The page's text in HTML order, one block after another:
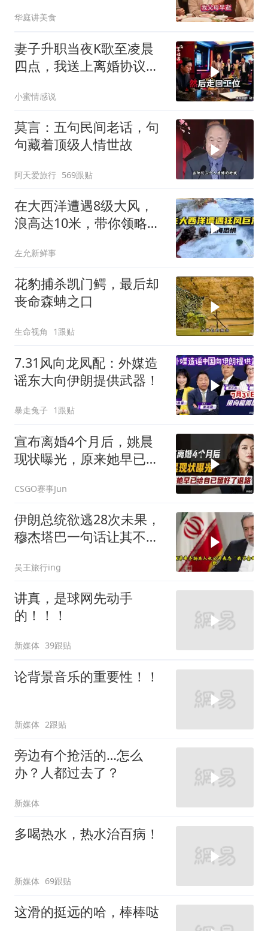
华庭讲美食
妻子升职当夜K歌至凌晨
四点，我送上离婚协议果
口：我们谈谈
小蜜情感说
莫言：五句民间老话，句
句藏着顶级人情世故
阿天爱旅行 569跟贴
在大西洋遭遇8级大风，
浪高达10米，带你领略最
左允新鲜事
花豹捕杀凯门鳄，最后却
丧命森蚺之口
生命视角 1跟贴
7.31风向龙凤配：外媒造
谣东大向伊朗提供武器！
暴走兔子 1跟贴
宣布离婚4个月后，姚晨
现状曝光，原来她早已给
CSGO赛事Jun
伊朗总统欲逃28次未果，
穆杰塔巴一句话让其不敢
吴王旅行ing
讲真，是球网先动手
的！！！
新媒体 39跟贴
论背景音乐的重要性！！
新媒体 2跟贴
旁边有个抢活的…怎么
办？人都过去了？
新媒体
多喝热水，热水治百病！
新媒体 69跟贴
这滑的挺远的哈，棒棒哒